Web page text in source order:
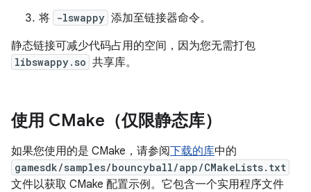
将 -lswappy 添加至链接器命令。
静态链接可减少代码占用的空间，因为您无需打包
libswappy.so 共享库。
使用 CMake（仅限静态库）
如果您使用的是 CMake，请参阅下载的库中的
gamesdk/samples/bouncyball/app/CMakeLists.txt
文件以获取 CMake 配置示例。它包含一个实用程序文件